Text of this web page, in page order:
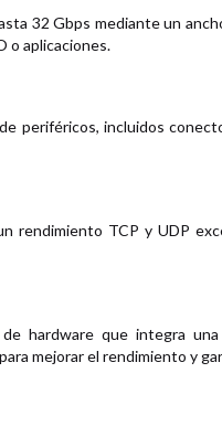
32 Gbps mediante un
o aplicaciones.
periféricos, incluidos
rendimiento TCP y UDP
hardware que integra
mejorar el rendimiento y